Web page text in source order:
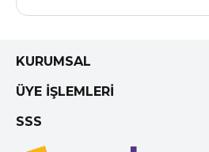
KURUMSAL
ÜYE İŞLEMLERİ
SSS